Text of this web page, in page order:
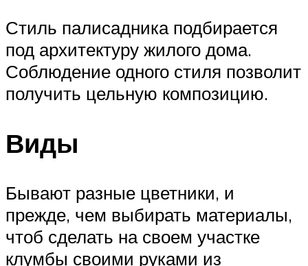
Стиль палисадника подбирается
под архитектуру жилого дома.
Соблюдение одного стиля позволит
получить цельную композицию.
Виды
Бывают разные цветники, и
прежде, чем выбирать материалы,
чтоб сделать на своем участке
клумбы своими руками из